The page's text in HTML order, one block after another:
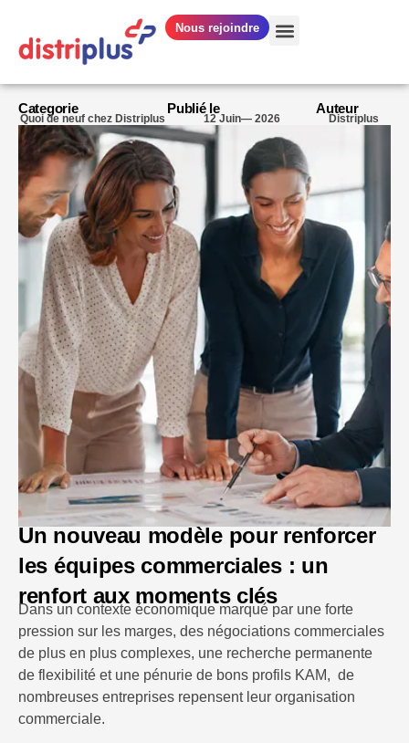
Nous rejoindre
Categorie
Quoi de neuf chez Distriplus
Publié le
12 Juin— 2026
Auteur
Distriplus
Un nouveau modèle pour renforcer
les équipes commerciales : un
renfort aux moments clés
Dans un contexte économique marqué par une forte
pression sur les marges, des négociations commerciales
de plus en plus complexes, une recherche permanente
de flexibilité et une pénurie de bons profils KAM, de
nombreuses entreprises repensent leur organisation
commerciale.